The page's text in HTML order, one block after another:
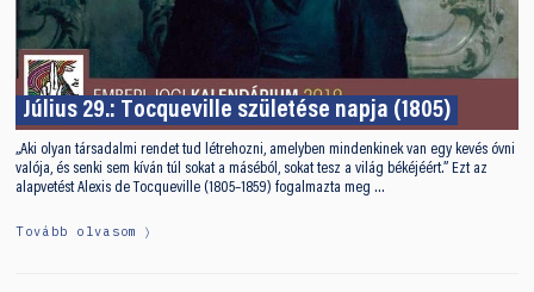
Július 29.: Tocqueville születése napja (1805)
„Aki olyan társadalmi rendet tud létrehozni, amelyben mindenkinek van egy kevés óvni
valója, és senki sem kíván túl sokat a máséból, sokat tesz a világ békéjéért.” Ezt az
alapvetést Alexis de Tocqueville (1805–1859) fogalmazta meg …
Tovább olvasom